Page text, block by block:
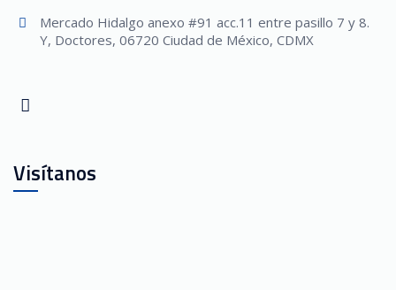
Mercado Hidalgo anexo #91 acc.11 entre pasillo 7 y 8.
Y, Doctores, 06720 Ciudad de México, CDMX
Visítanos